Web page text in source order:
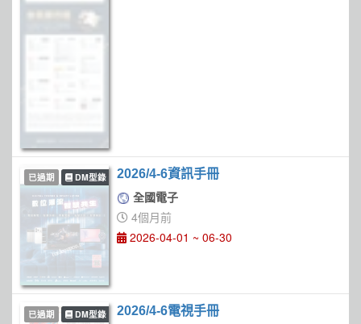
已過期 DM型錄 2026/4-6資訊手冊
全國電子
4個月前
2026-04-01 ~ 06-30
已過期 DM型錄 2026/4-6電視手冊